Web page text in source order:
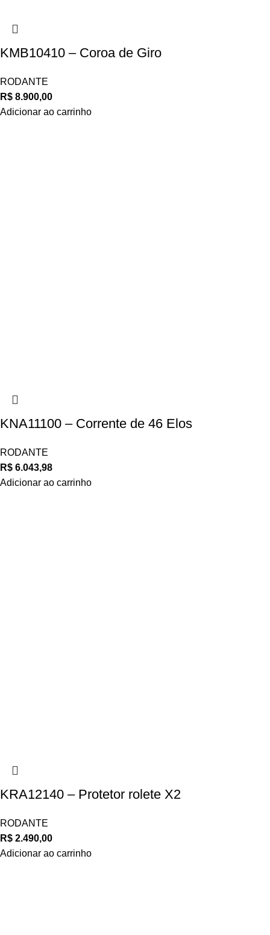
KMB10410 – Coroa de Giro
RODANTE
R$ 8.900,00
Adicionar ao carrinho
KNA11100 – Corrente de 46 Elos
RODANTE
R$ 6.043,98
Adicionar ao carrinho
KRA12140 – Protetor rolete X2
RODANTE
R$ 2.490,00
Adicionar ao carrinho